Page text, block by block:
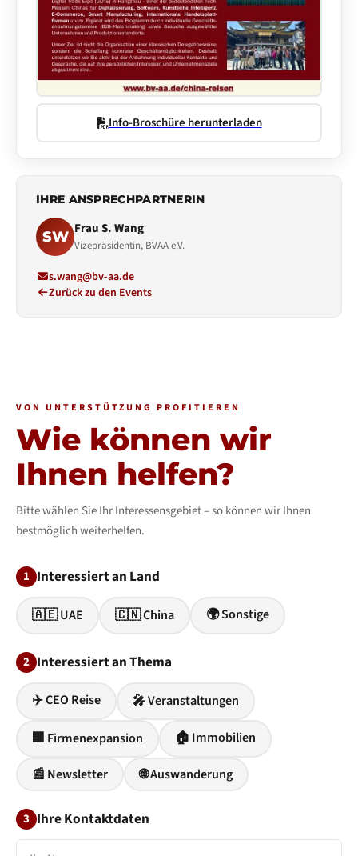
Info-Broschüre herunterladen
IHRE ANSPRECHPARTNERIN
SW Frau S. Wang
Vizepräsidentin, BVAA e.V.
s.wang@bv-aa.de
Zurück zu den Events
VON UNTERSTÜTZUNG PROFITIEREN
Wie können wir
Ihnen helfen?
Bitte wählen Sie Ihr Interessensgebiet – so können wir Ihnen
bestmöglich weiterhelfen.
1 Interessiert an Land
🇦🇪 UAE 🇨🇳 China 🌍 Sonstige
2 Interessiert an Thema
✈️ CEO Reise 🎤 Veranstaltungen
🏢 Firmenexpansion 🏠 Immobilien
📰 Newsletter 🌐 Auswanderung
3 Ihre Kontaktdaten